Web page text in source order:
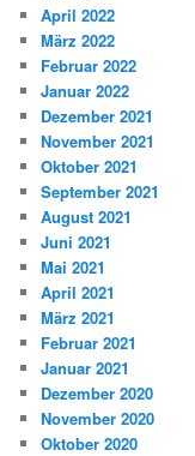
April 2022
März 2022
Februar 2022
Januar 2022
Dezember 2021
November 2021
Oktober 2021
September 2021
August 2021
Juni 2021
Mai 2021
April 2021
März 2021
Februar 2021
Januar 2021
Dezember 2020
November 2020
Oktober 2020